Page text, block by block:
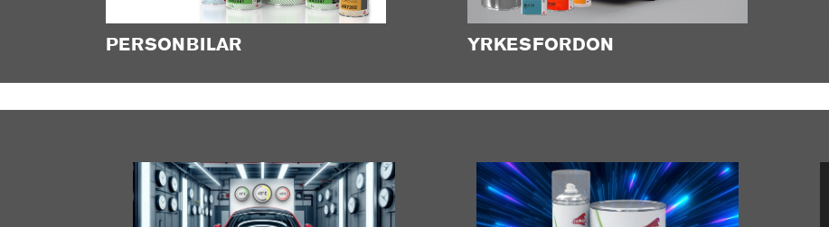
PERSONBILAR YRKESFORDON